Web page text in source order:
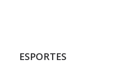
ESPORTES